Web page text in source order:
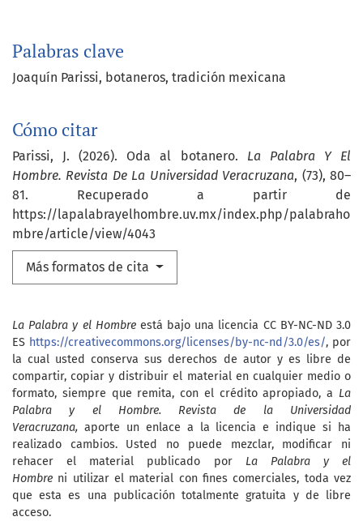
Palabras clave
Joaquín Parissi botaneros tradición mexicana
Cómo citar
Parissi, J. (2026). Oda al botanero. La Palabra Y El
Hombre. Revista De La Universidad Veracruzana, (73), 80–
81. Recuperado a partir de
https://lapalabrayelhombre.uv.mx/index.php/palabraho
mbre/article/view/4043
Más formatos de cita
La Palabra y el Hombreestá bajo una licencia CC BY-NC-ND 3.0
ES https://creativecommons.org/licenses/by-nc-nd/3.0/es/, por
la cual usted conserva sus derechos de autor y es libre de
compartir, copiar y distribuir el material en cualquier medio o
formato, siempre que remita, con el crédito apropiado, a La
Palabra y el Hombre. Revista de la Universidad
Veracruzana, aporte un enlace a la licencia e indique si ha
realizado cambios. Usted no puede mezclar, modificar ni
rehacer el material publicado por La Palabra y el
Hombre ni utilizar el material con fines comerciales, toda vez
que esta es una publicación totalmente gratuita y de libre
acceso.